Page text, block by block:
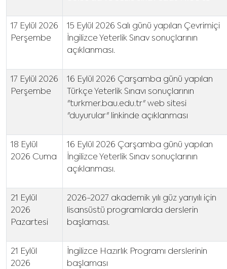
17 Eylül 2026
Perşembe
15 Eylül 2026 Salı günü yapılan Çevrimiçi
İngilizce Yeterlik Sınav sonuçlarının
açıklanması.
17 Eylül 2026
Perşembe
16 Eylül 2026 Çarşamba günü yapılan
Türkçe Yeterlik Sınavı sonuçlarının
"turkmer.bau.edu.tr" web sitesi
"duyurular" linkinde açıklanması
18 Eylül
2026 Cuma
16 Eylül 2026 Çarşamba günü yapılan
İngilizce Yeterlik Sınav sonuçlarının
açıklanması.
21 Eylül
2026
Pazartesi
2026-2027 akademik yılı güz yarıyılı için
lisansüstü programlarda derslerin
başlaması.
21 Eylül
2026
İngilizce Hazırlık Programı derslerinin
başlaması